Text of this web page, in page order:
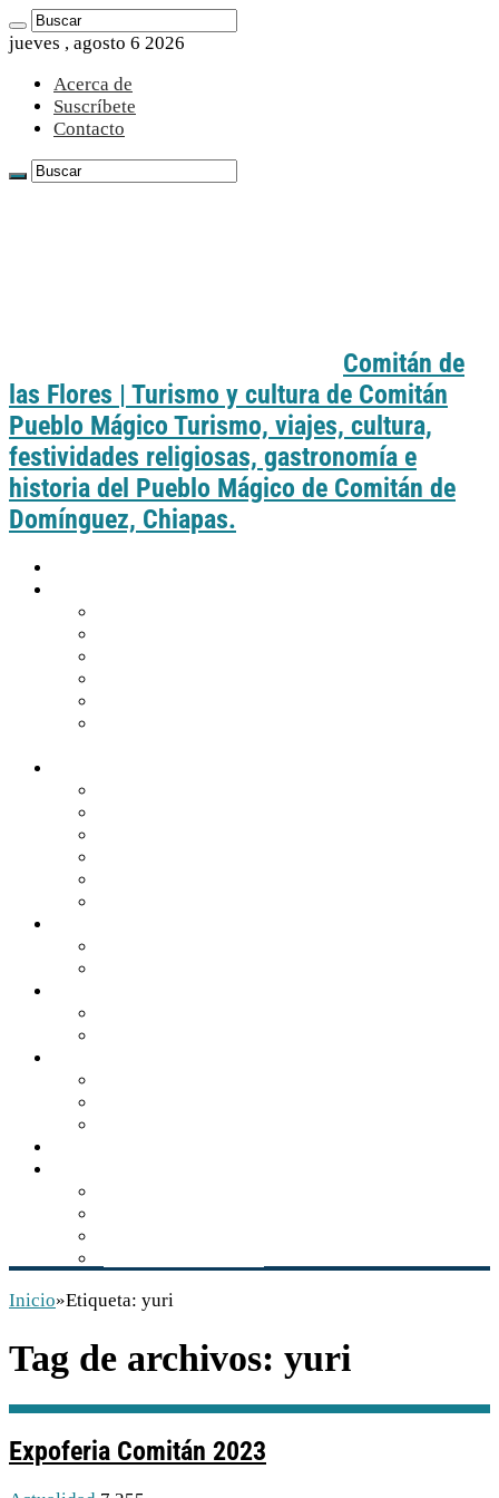
jueves , agosto 6 2026
Acerca de
Suscríbete
Contacto
Comitán de
las Flores | Turismo y cultura de Comitán
Pueblo Mágico Turismo, viajes, cultura,
festividades religiosas, gastronomía e
historia del Pueblo Mágico de Comitán de
Domínguez, Chiapas.
Inicio»Etiqueta: yuri
Tag de archivos: yuri
Expoferia Comitán 2023